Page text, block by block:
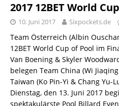
2017 12BET World
10. Juni 2017 Sixpockets.de
Team Österreich (Albin
12BET World Cup of Pool im
Van Boening & Skyler
belegen Team China (Wi
Taiwan (Ko Pin-Yi & Chang Yu-
Dienstag, den 13. Juni 2017
spektakulärste Pool Billard